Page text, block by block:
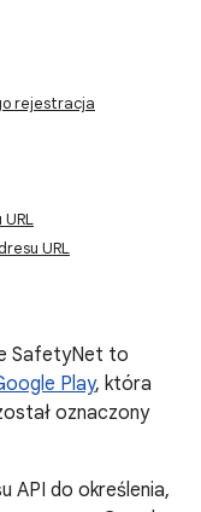
rejestracja
URL
SafetyNet to
Play, która
oznaczony
API do określenia,